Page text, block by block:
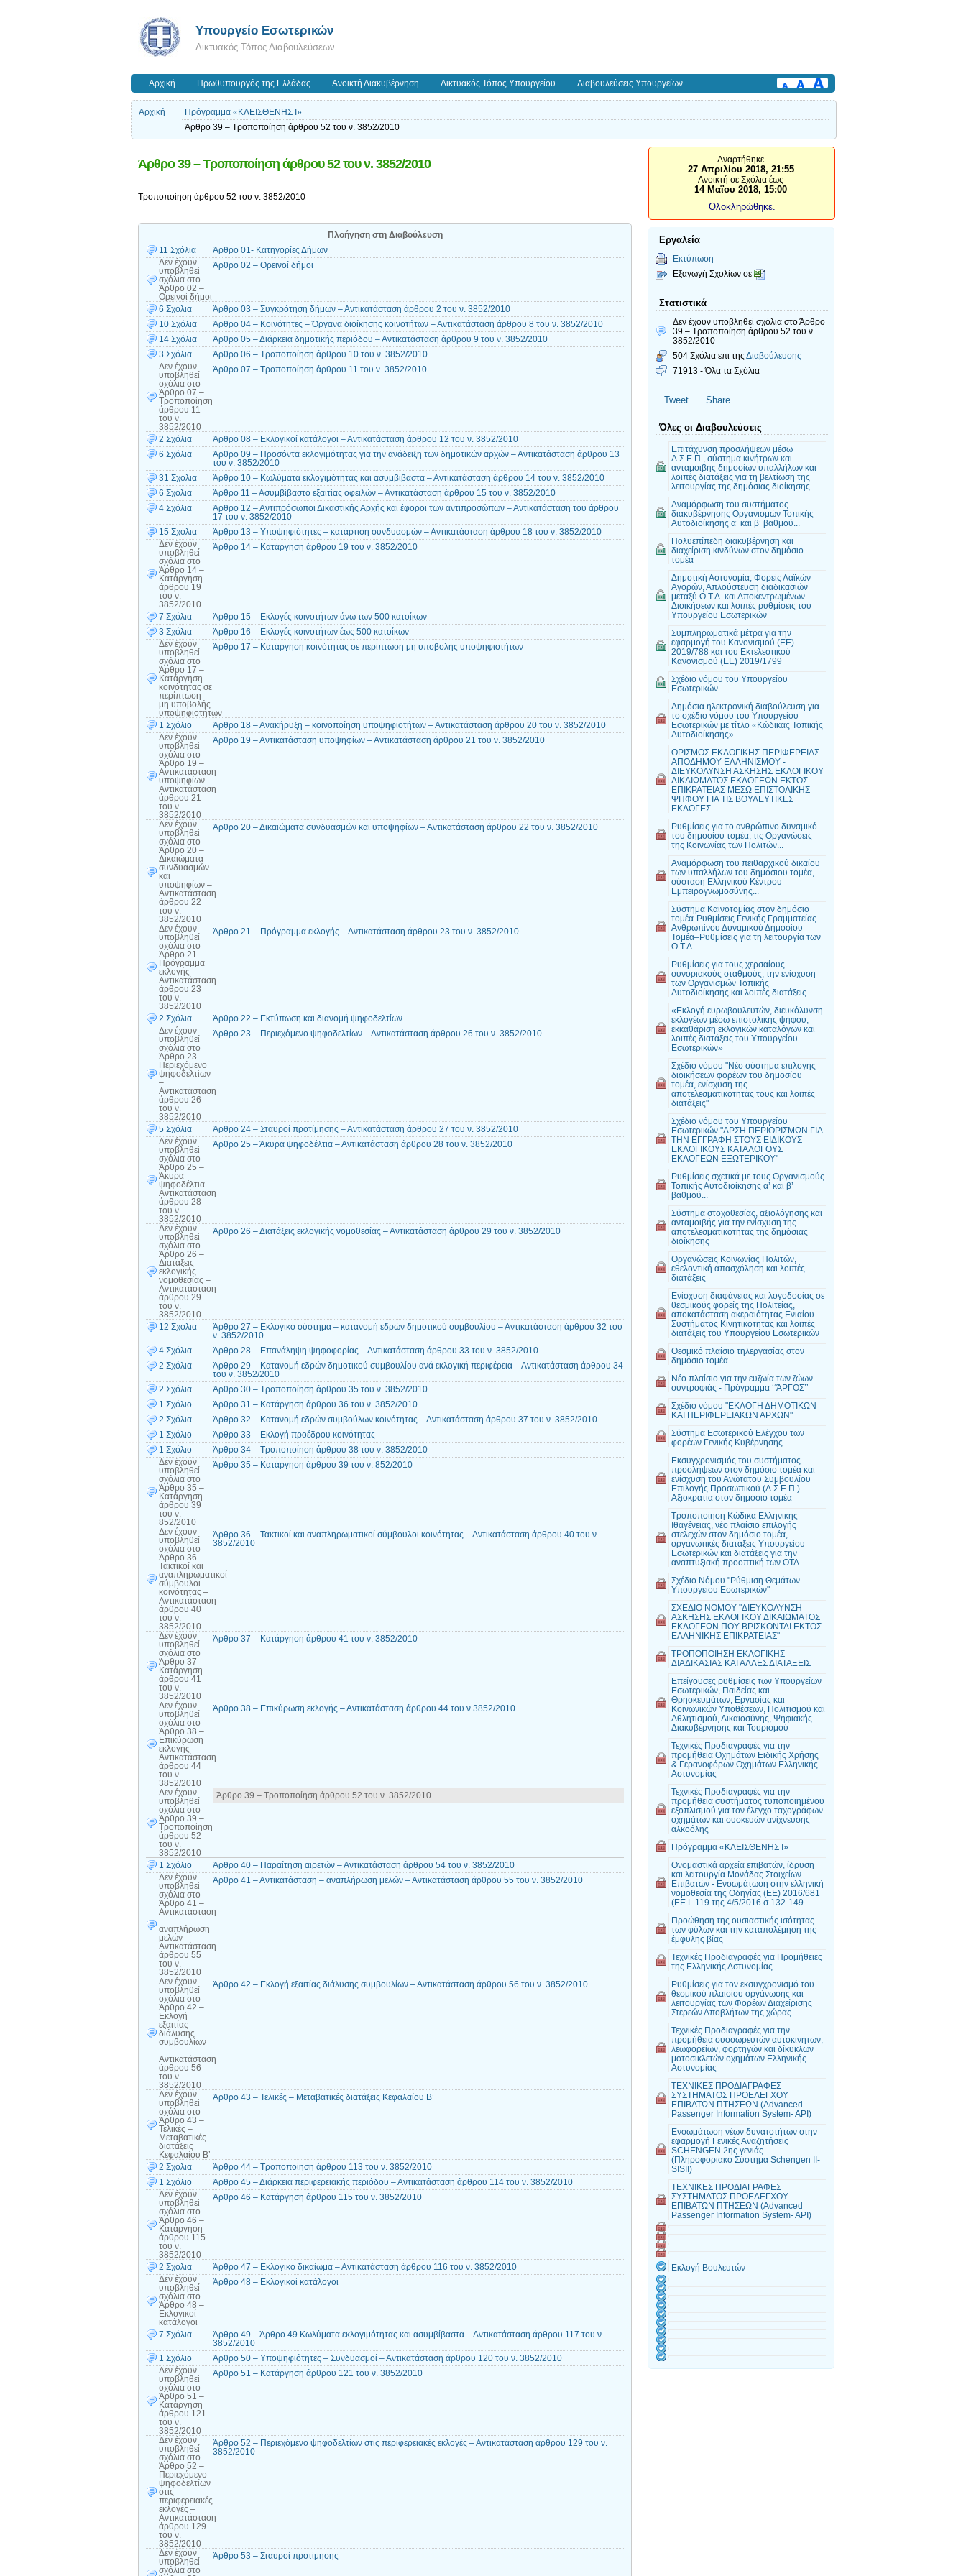
Υπουργείο Εσωτερικών
Δικτυακός Τόπος Διαβουλεύσεων
Αρχική Πρωθυπουργός της Ελλάδας Ανοικτή Διακυβέρνηση Δικτυακός Τόπος Υπουργείου Διαβουλεύσεις Υπουργείων
Αρχική
Πρόγραμμα «ΚΛΕΙΣΘΕΝΗΣ Ι»
Άρθρο 39 – Τροποποίηση άρθρου 52 του ν. 3852/2010
Άρθρο 39 – Τροποποίηση άρθρου 52 του ν. 3852/2010
Τροποποίηση άρθρου 52 του ν. 3852/2010
Πλοήγηση στη Διαβούλευση
11 Σχόλια
Άρθρο 01- Κατηγορίες Δήμων
Δεν έχουν
υποβληθεί
σχόλια στο
Άρθρο 02 –
Ορεινοί δήμοι
Άρθρο 02 – Ορεινοί δήμοι
6 Σχόλια
Άρθρο 03 – Συγκρότηση δήμων – Αντικατάσταση άρθρου 2 του ν. 3852/2010
10 Σχόλια
Άρθρο 04 – Κοινότητες – Όργανα διοίκησης κοινοτήτων – Αντικατάσταση άρθρου 8 του ν. 3852/2010
14 Σχόλια
Άρθρο 05 – Διάρκεια δημοτικής περιόδου – Αντικατάσταση άρθρου 9 του ν. 3852/2010
3 Σχόλια
Άρθρο 06 – Τροποποίηση άρθρου 10 του ν. 3852/2010
Δεν έχουν
υποβληθεί
σχόλια στο
Άρθρο 07 –
Τροποποίηση
άρθρου 11
του ν.
3852/2010
Άρθρο 07 – Τροποποίηση άρθρου 11 του ν. 3852/2010
2 Σχόλια
Άρθρο 08 – Εκλογικοί κατάλογοι – Αντικατάσταση άρθρου 12 του ν. 3852/2010
6 Σχόλια
Άρθρο 09 – Προσόντα εκλογιμότητας για την ανάδειξη των δημοτικών αρχών – Αντικατάσταση άρθρου 13
του ν. 3852/2010
31 Σχόλια
Άρθρο 10 – Κωλύματα εκλογιμότητας και ασυμβίβαστα – Αντικατάσταση άρθρου 14 του ν. 3852/2010
6 Σχόλια
Άρθρο 11 – Ασυμβίβαστο εξαιτίας οφειλών – Αντικατάσταση άρθρου 15 του ν. 3852/2010
4 Σχόλια
Άρθρο 12 – Αντιπρόσωποι Δικαστικής Αρχής και έφοροι των αντιπροσώπων – Αντικατάσταση του άρθρου
17 του ν. 3852/2010
15 Σχόλια
Άρθρο 13 – Υποψηφιότητες – κατάρτιση συνδυασμών – Αντικατάσταση άρθρου 18 του ν. 3852/2010
Δεν έχουν
υποβληθεί
σχόλια στο
Άρθρο 14 –
Κατάργηση
άρθρου 19
του ν.
3852/2010
Άρθρο 14 – Κατάργηση άρθρου 19 του ν. 3852/2010
7 Σχόλια
Άρθρο 15 – Εκλογές κοινοτήτων άνω των 500 κατοίκων
3 Σχόλια
Άρθρο 16 – Εκλογές κοινοτήτων έως 500 κατοίκων
Δεν έχουν
υποβληθεί
σχόλια στο
Άρθρο 17 –
Κατάργηση
κοινότητας σε
περίπτωση
μη υποβολής
υποψηφιοτήτων
Άρθρο 17 – Κατάργηση κοινότητας σε περίπτωση μη υποβολής υποψηφιοτήτων
1 Σχόλιο
Άρθρο 18 – Ανακήρυξη – κοινοποίηση υποψηφιοτήτων – Αντικατάσταση άρθρου 20 του ν. 3852/2010
Δεν έχουν
υποβληθεί
σχόλια στο
Άρθρο 19 –
Αντικατάσταση
υποψηφίων –
Αντικατάσταση
άρθρου 21
του ν.
3852/2010
Άρθρο 19 – Αντικατάσταση υποψηφίων – Αντικατάσταση άρθρου 21 του ν. 3852/2010
Δεν έχουν
υποβληθεί
σχόλια στο
Άρθρο 20 –
Δικαιώματα
συνδυασμών
και
υποψηφίων –
Αντικατάσταση
άρθρου 22
του ν.
3852/2010
Άρθρο 20 – Δικαιώματα συνδυασμών και υποψηφίων – Αντικατάσταση άρθρου 22 του ν. 3852/2010
Δεν έχουν
υποβληθεί
σχόλια στο
Άρθρο 21 –
Πρόγραμμα
εκλογής –
Αντικατάσταση
άρθρου 23
του ν.
3852/2010
Άρθρο 21 – Πρόγραμμα εκλογής – Αντικατάσταση άρθρου 23 του ν. 3852/2010
2 Σχόλια
Άρθρο 22 – Εκτύπωση και διανομή ψηφοδελτίων
Δεν έχουν
υποβληθεί
σχόλια στο
Άρθρο 23 –
Περιεχόμενο
ψηφοδελτίων
–
Αντικατάσταση
άρθρου 26
του ν.
3852/2010
Άρθρο 23 – Περιεχόμενο ψηφοδελτίων – Αντικατάσταση άρθρου 26 του ν. 3852/2010
5 Σχόλια
Άρθρο 24 – Σταυροί προτίμησης – Αντικατάσταση άρθρου 27 του ν. 3852/2010
Δεν έχουν
υποβληθεί
σχόλια στο
Άρθρο 25 –
Άκυρα
ψηφοδέλτια –
Αντικατάσταση
άρθρου 28
του ν.
3852/2010
Άρθρο 25 – Άκυρα ψηφοδέλτια – Αντικατάσταση άρθρου 28 του ν. 3852/2010
Δεν έχουν
υποβληθεί
σχόλια στο
Άρθρο 26 –
Διατάξεις
εκλογικής
νομοθεσίας –
Αντικατάσταση
άρθρου 29
του ν.
3852/2010
Άρθρο 26 – Διατάξεις εκλογικής νομοθεσίας – Αντικατάσταση άρθρου 29 του ν. 3852/2010
12 Σχόλια
Άρθρο 27 – Εκλογικό σύστημα – κατανομή εδρών δημοτικού συμβουλίου – Αντικατάσταση άρθρου 32 του
ν. 3852/2010
4 Σχόλια
Άρθρο 28 – Επανάληψη ψηφοφορίας – Αντικατάσταση άρθρου 33 του ν. 3852/2010
2 Σχόλια
Άρθρο 29 – Κατανομή εδρών δημοτικού συμβουλίου ανά εκλογική περιφέρεια – Αντικατάσταση άρθρου 34
του ν. 3852/2010
2 Σχόλια
Άρθρο 30 – Τροποποίηση άρθρου 35 του ν. 3852/2010
1 Σχόλιο
Άρθρο 31 – Κατάργηση άρθρου 36 του ν. 3852/2010
2 Σχόλια
Άρθρο 32 – Κατανομή εδρών συμβούλων κοινότητας – Αντικατάσταση άρθρου 37 του ν. 3852/2010
1 Σχόλιο
Άρθρο 33 – Εκλογή προέδρου κοινότητας
1 Σχόλιο
Άρθρο 34 – Τροποποίηση άρθρου 38 του ν. 3852/2010
Δεν έχουν
υποβληθεί
σχόλια στο
Άρθρο 35 –
Κατάργηση
άρθρου 39
του ν.
852/2010
Άρθρο 35 – Κατάργηση άρθρου 39 του ν. 852/2010
Δεν έχουν
υποβληθεί
σχόλια στο
Άρθρο 36 –
Τακτικοί και
αναπληρωματικοί
σύμβουλοι
κοινότητας –
Αντικατάσταση
άρθρου 40
του ν.
3852/2010
Άρθρο 36 – Τακτικοί και αναπληρωματικοί σύμβουλοι κοινότητας – Αντικατάσταση άρθρου 40 του ν.
3852/2010
Δεν έχουν
υποβληθεί
σχόλια στο
Άρθρο 37 –
Κατάργηση
άρθρου 41
του ν.
3852/2010
Άρθρο 37 – Κατάργηση άρθρου 41 του ν. 3852/2010
Δεν έχουν
υποβληθεί
σχόλια στο
Άρθρο 38 –
Επικύρωση
εκλογής –
Αντικατάσταση
άρθρου 44
του ν
3852/2010
Άρθρο 38 – Επικύρωση εκλογής – Αντικατάσταση άρθρου 44 του ν 3852/2010
Δεν έχουν
υποβληθεί
σχόλια στο
Άρθρο 39 –
Τροποποίηση
άρθρου 52
του ν.
3852/2010
Άρθρο 39 – Τροποποίηση άρθρου 52 του ν. 3852/2010
1 Σχόλιο
Άρθρο 40 – Παραίτηση αιρετών – Αντικατάσταση άρθρου 54 του ν. 3852/2010
Δεν έχουν
υποβληθεί
σχόλια στο
Άρθρο 41 –
Αντικατάσταση
–
αναπλήρωση
μελών –
Αντικατάσταση
άρθρου 55
του ν.
3852/2010
Άρθρο 41 – Αντικατάσταση – αναπλήρωση μελών – Αντικατάσταση άρθρου 55 του ν. 3852/2010
Δεν έχουν
υποβληθεί
σχόλια στο
Άρθρο 42 –
Εκλογή
εξαιτίας
διάλυσης
συμβουλίων
–
Αντικατάσταση
άρθρου 56
του ν.
3852/2010
Άρθρο 42 – Εκλογή εξαιτίας διάλυσης συμβουλίων – Αντικατάσταση άρθρου 56 του ν. 3852/2010
Δεν έχουν
υποβληθεί
σχόλια στο
Άρθρο 43 –
Τελικές –
Μεταβατικές
διατάξεις
Κεφαλαίου Β’
Άρθρο 43 – Τελικές – Μεταβατικές διατάξεις Κεφαλαίου Β’
2 Σχόλια
Άρθρο 44 – Τροποποίηση άρθρου 113 του ν. 3852/2010
1 Σχόλιο
Άρθρο 45 – Διάρκεια περιφερειακής περιόδου – Αντικατάσταση άρθρου 114 του ν. 3852/2010
Δεν έχουν
υποβληθεί
σχόλια στο
Άρθρο 46 –
Κατάργηση
άρθρου 115
του ν.
3852/2010
Άρθρο 46 – Κατάργηση άρθρου 115 του ν. 3852/2010
2 Σχόλια
Άρθρο 47 – Εκλογικό δικαίωμα – Αντικατάσταση άρθρου 116 του ν. 3852/2010
Δεν έχουν
υποβληθεί
σχόλια στο
Άρθρο 48 –
Εκλογικοί
κατάλογοι
Άρθρο 48 – Εκλογικοί κατάλογοι
7 Σχόλια
Άρθρο 49 – Άρθρο 49 Κωλύματα εκλογιμότητας και ασυμβίβαστα – Αντικατάσταση άρθρου 117 του ν.
3852/2010
1 Σχόλιο
Άρθρο 50 – Υποψηφιότητες – Συνδυασμοί – Αντικατάσταση άρθρου 120 του ν. 3852/2010
Δεν έχουν
υποβληθεί
σχόλια στο
Άρθρο 51 –
Κατάργηση
άρθρου 121
του ν.
3852/2010
Άρθρο 51 – Κατάργηση άρθρου 121 του ν. 3852/2010
Δεν έχουν
υποβληθεί
σχόλια στο
Άρθρο 52 –
Περιεχόμενο
ψηφοδελτίων
στις
περιφερειακές
εκλογές –
Αντικατάσταση
άρθρου 129
του ν.
3852/2010
Άρθρο 52 – Περιεχόμενο ψηφοδελτίων στις περιφερειακές εκλογές – Αντικατάσταση άρθρου 129 του ν.
3852/2010
Δεν έχουν
υποβληθεί
σχόλια στο
Άρθρο 53 – Σταυροί προτίμησης
Αναρτήθηκε
27 Απριλίου 2018, 21:55
Ανοικτή σε Σχόλια έως
14 Μαΐου 2018, 15:00
Ολοκληρώθηκε.
Εργαλεία
Εκτύπωση
Εξαγωγή Σχολίων σε
Στατιστικά
Δεν έχουν υποβληθεί σχόλια στο Άρθρο
39 – Τροποποίηση άρθρου 52 του ν.
3852/2010
504 Σχόλια επι της Διαβούλευσης
71913 - Όλα τα Σχόλια
Tweet Share
Όλες οι Διαβουλεύσεις
Επιτάχυνση προσλήψεων μέσω
Α.Σ.Ε.Π., σύστημα κινήτρων και
ανταμοιβής δημοσίων υπαλλήλων και
λοιπές διατάξεις για τη βελτίωση της
λειτουργίας της δημόσιας διοίκησης
Αναμόρφωση του συστήματος
διακυβέρνησης Οργανισμών Τοπικής
Αυτοδιοίκησης α’ και β’ βαθμού...
Πολυεπίπεδη διακυβέρνηση και
διαχείριση κινδύνων στον δημόσιο
τομέα
Δημοτική Αστυνομία, Φορείς Λαϊκών
Αγορών, Απλούστευση διαδικασιών
μεταξύ Ο.Τ.Α. και Αποκεντρωμένων
Διοικήσεων και λοιπές ρυθμίσεις του
Υπουργείου Εσωτερικών
Συμπληρωματικά μέτρα για την
εφαρμογή του Κανονισμού (ΕΕ)
2019/788 και του Εκτελεστικού
Κανονισμού (ΕΕ) 2019/1799
Σχέδιο νόμου του Υπουργείου
Εσωτερικών
Δημόσια ηλεκτρονική διαβούλευση για
το σχέδιο νόμου του Υπουργείου
Εσωτερικών με τίτλο «Κώδικας Τοπικής
Αυτοδιοίκησης»
ΟΡΙΣΜΟΣ ΕΚΛΟΓΙΚΗΣ ΠΕΡΙΦΕΡΕΙΑΣ
ΑΠΟΔΗΜΟΥ ΕΛΛΗΝΙΣΜΟΥ -
ΔΙΕΥΚΟΛΥΝΣΗ ΑΣΚΗΣΗΣ ΕΚΛΟΓΙΚΟΥ
ΔΙΚΑΙΩΜΑΤΟΣ ΕΚΛΟΓΕΩΝ ΕΚΤΟΣ
ΕΠΙΚΡΑΤΕΙΑΣ ΜΕΣΩ ΕΠΙΣΤΟΛΙΚΗΣ
ΨΗΦΟΥ ΓΙΑ ΤΙΣ ΒΟΥΛΕΥΤΙΚΕΣ
ΕΚΛΟΓΕΣ
Ρυθμίσεις για το ανθρώπινο δυναμικό
του δημοσίου τομέα, τις Οργανώσεις
της Κοινωνίας των Πολιτών...
Αναμόρφωση του πειθαρχικού δικαίου
των υπαλλήλων του δημόσιου τομέα,
σύσταση Ελληνικού Κέντρου
Εμπειρογνωμοσύνης...
Σύστημα Καινοτομίας στον δημόσιο
τομέα-Ρυθμίσεις Γενικής Γραμματείας
Ανθρωπίνου Δυναμικού Δημοσίου
Τομέα–Ρυθμίσεις για τη λειτουργία των
Ο.Τ.Α.
Ρυθμίσεις για τους χερσαίους
συνοριακούς σταθμούς, την ενίσχυση
των Οργανισμών Τοπικής
Αυτοδιοίκησης και λοιπές διατάξεις
«Εκλογή ευρωβουλευτών, διευκόλυνση
εκλογέων μέσω επιστολικής ψήφου,
εκκαθάριση εκλογικών καταλόγων και
λοιπές διατάξεις του Υπουργείου
Εσωτερικών»
Σχέδιο νόμου "Νέο σύστημα επιλογής
διοικήσεων φορέων του δημοσίου
τομέα, ενίσχυση της
αποτελεσματικότητάς τους και λοιπές
διατάξεις"
Σχέδιο νόμου του Υπουργείου
Εσωτερικών "ΑΡΣΗ ΠΕΡΙΟΡΙΣΜΩΝ ΓΙΑ
ΤΗΝ ΕΓΓΡΑΦΗ ΣΤΟΥΣ ΕΙΔΙΚΟΥΣ
ΕΚΛΟΓΙΚΟΥΣ ΚΑΤΑΛΟΓΟΥΣ
ΕΚΛΟΓΕΩΝ ΕΞΩΤΕΡΙΚΟΥ"
Ρυθμίσεις σχετικά με τους Οργανισμούς
Τοπικής Αυτοδιοίκησης α’ και β’
βαθμού...
Σύστημα στοχοθεσίας, αξιολόγησης και
ανταμοιβής για την ενίσχυση της
αποτελεσματικότητας της δημόσιας
διοίκησης
Οργανώσεις Κοινωνίας Πολιτών,
εθελοντική απασχόληση και λοιπές
διατάξεις
Ενίσχυση διαφάνειας και λογοδοσίας σε
θεσμικούς φορείς της Πολιτείας,
αποκατάσταση ακεραιότητας Ενιαίου
Συστήματος Κινητικότητας και λοιπές
διατάξεις του Υπουργείου Εσωτερικών
Θεσμικό πλαίσιο τηλεργασίας στον
δημόσιο τομέα
Νέο πλαίσιο για την ευζωία των ζώων
συντροφιάς - Πρόγραμμα ‘‘ΆΡΓΟΣ’’
Σχέδιο νόμου "ΕΚΛΟΓΗ ΔΗΜΟΤΙΚΩΝ
ΚΑΙ ΠΕΡΙΦΕΡΕΙΑΚΩΝ ΑΡΧΩΝ"
Σύστημα Εσωτερικού Ελέγχου των
φορέων Γενικής Κυβέρνησης
Εκσυγχρονισμός του συστήματος
προσλήψεων στον δημόσιο τομέα και
ενίσχυση του Ανώτατου Συμβουλίου
Επιλογής Προσωπικού (Α.Σ.Ε.Π.)–
Αξιοκρατία στον δημόσιο τομέα
Τροποποίηση Κώδικα Ελληνικής
Ιθαγένειας, νέο πλαίσιο επιλογής
στελεχών στον δημόσιο τομέα,
οργανωτικές διατάξεις Υπουργείου
Εσωτερικών και διατάξεις για την
αναπτυξιακή προοπτική των ΟΤΑ
Σχέδιο Νόμου "Ρύθμιση Θεμάτων
Υπουργείου Εσωτερικών"
ΣΧΕΔΙΟ ΝΟΜΟΥ "ΔΙΕΥΚΟΛΥΝΣΗ
ΑΣΚΗΣΗΣ ΕΚΛΟΓΙΚΟΥ ΔΙΚΑΙΩΜΑΤΟΣ
ΕΚΛΟΓΕΩΝ ΠΟΥ ΒΡΙΣΚΟΝΤΑΙ ΕΚΤΟΣ
ΕΛΛΗΝΙΚΗΣ ΕΠΙΚΡΑΤΕΙΑΣ"
ΤΡΟΠΟΠΟΙΗΣΗ ΕΚΛΟΓΙΚΗΣ
ΔΙΑΔΙΚΑΣΙΑΣ ΚΑΙ ΑΛΛΕΣ ΔΙΑΤΑΞΕΙΣ
Επείγουσες ρυθμίσεις των Υπουργείων
Εσωτερικών, Παιδείας και
Θρησκευμάτων, Εργασίας και
Κοινωνικών Υποθέσεων, Πολιτισμού και
Αθλητισμού, Δικαιοσύνης, Ψηφιακής
Διακυβέρνησης και Τουρισμού
Τεχνικές Προδιαγραφές για την
προμήθεια Οχημάτων Ειδικής Χρήσης
& Γερανοφόρων Οχημάτων Ελληνικής
Αστυνομίας
Τεχνικές Προδιαγραφές για την
προμήθεια συστήματος τυποποιημένου
εξοπλισμού για τον έλεγχο ταχογράφων
οχημάτων και συσκευών ανίχνευσης
αλκοόλης
Πρόγραμμα «ΚΛΕΙΣΘΕΝΗΣ Ι»
Ονομαστικά αρχεία επιβατών, ίδρυση
και λειτουργία Μονάδας Στοιχείων
Επιβατών - Ενσωμάτωση στην ελληνική
νομοθεσία της Οδηγίας (EE) 2016/681
(EE L 119 της 4/5/2016 σ.132-149
Προώθηση της ουσιαστικής ισότητας
των φύλων και την καταπολέμηση της
έμφυλης βίας
Τεχνικές Προδιαγραφές για Προμήθειες
της Ελληνικής Αστυνομίας
Ρυθμίσεις για τον εκσυγχρονισμό του
θεσμικού πλαισίου οργάνωσης και
λειτουργίας των Φορέων Διαχείρισης
Στερεών Αποβλήτων της χώρας
Τεχνικές Προδιαγραφές για την
προμήθεια συσσωρευτών αυτοκινήτων,
λεωφορείων, φορτηγών και δίκυκλων
μοτοσικλετών οχημάτων Ελληνικής
Αστυνομίας
ΤΕΧΝΙΚΕΣ ΠΡΟΔΙΑΓΡΑΦΕΣ
ΣΥΣΤΗΜΑΤΟΣ ΠΡΟΕΛΕΓΧΟΥ
ΕΠΙΒΑΤΩΝ ΠΤΗΣΕΩΝ (Advanced
Passenger Information System- API)
Ενσωμάτωση νέων δυνατοτήτων στην
εφαρμογή Γενικές Αναζητήσεις
SCHENGEN 2ης γενιάς
(Πληροφοριακό Σύστημα Schengen II-
SISII)
ΤΕΧΝΙΚΕΣ ΠΡΟΔΙΑΓΡΑΦΕΣ
ΣΥΣΤΗΜΑΤΟΣ ΠΡΟΕΛΕΓΧΟΥ
ΕΠΙΒΑΤΩΝ ΠΤΗΣΕΩΝ (Advanced
Passenger Information System- API)
Εκλογή Βουλευτών